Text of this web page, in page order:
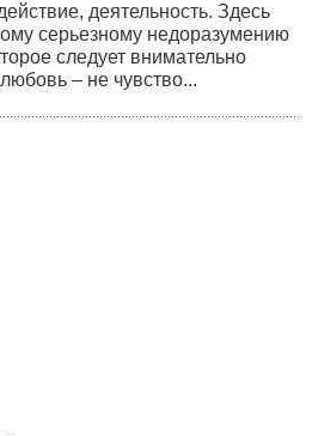
деятельность. Здесь
серьезному недоразумению
следует внимательно
– не чувство...